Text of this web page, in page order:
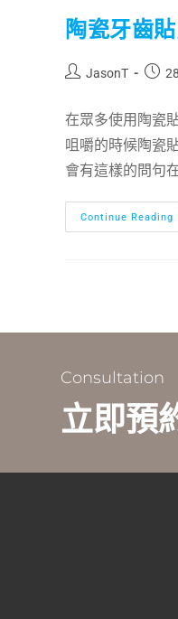
陶瓷牙齒
JasonT
在眾多使用陶瓷
咀嚼的時候陶瓷
會有這樣的問句
Continue Reading
Consultation
立即預